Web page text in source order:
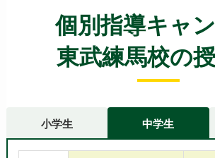
個別指導キャ
東武練馬校の
小学生 中学生